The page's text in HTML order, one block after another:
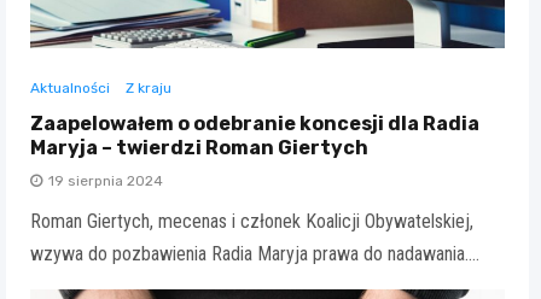
Aktualności Z kraju
Zaapelowałem o odebranie koncesji dla Radia
Maryja – twierdzi Roman Giertych
19 sierpnia 2024
Roman Giertych, mecenas i członek Koalicji Obywatelskiej,
wzywa do pozbawienia Radia Maryja prawa do nadawania.…